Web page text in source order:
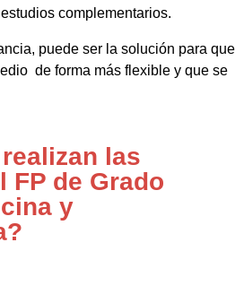
complementarios.
puede ser la solución para que
de forma más flexible y que se
las
FP de Grado
y